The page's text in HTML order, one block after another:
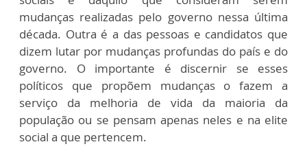
mudanças realizadas pelo governo nessa última
década. Outra é a das pessoas e candidatos que
dizem lutar por mudanças profundas do país e do
governo. O importante é discernir se esses
políticos que propõem mudanças o fazem a
serviço da melhoria de vida da maioria da
população ou se pensam apenas neles e na elite
social a que pertencem.